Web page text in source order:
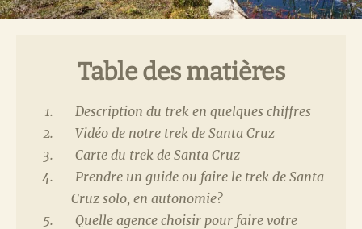
Table des matières
Description du trek en quelques chiffres
Vidéo de notre trek de Santa Cruz
Carte du trek de Santa Cruz
Prendre un guide ou faire le trek de Santa
Cruz solo, en autonomie?
Quelle agence choisir pour faire votre